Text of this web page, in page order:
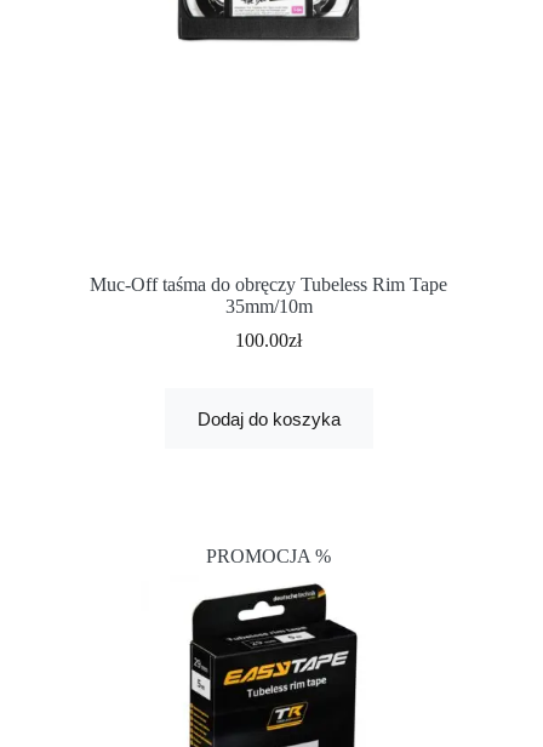
Muc-Off taśma do obręczy Tubeless Rim Tape
35mm/10m
100.00zł
Dodaj do koszyka
PROMOCJA %